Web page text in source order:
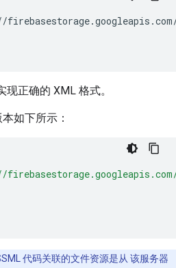
现正确的 XML 格式。
如下所示：
v0/
代码关联的文件资源是从 该服务器